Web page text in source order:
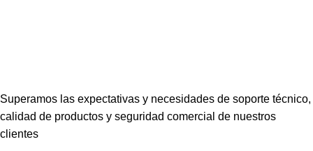
Superamos las expectativas y necesidades de soporte técnico,
calidad de productos y seguridad comercial de nuestros
clientes